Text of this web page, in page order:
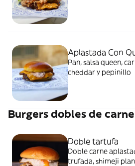
Aplastada Con
Pan, salsa queen,
cheddar y pepinillo
Burgers dobles de carne
Doble tartufa
Doble carne
trufada, shimeji